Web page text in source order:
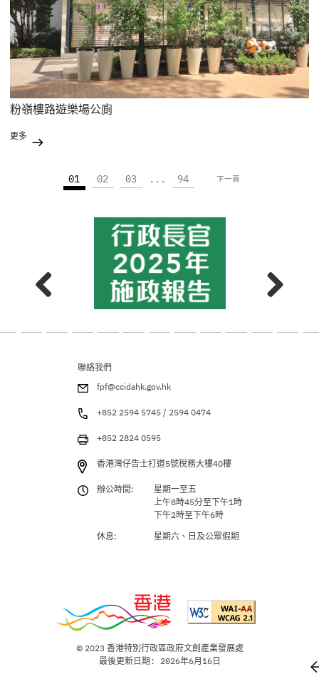
粉嶺樓路遊樂場公廁
更多
01 02 03 ... 94 下一頁
聯絡我們
fpf@ccidahk.gov.hk
+852 2594 5745 / 2594 0474
+852 2824 0595
香港灣仔告士打道5號稅務大樓40樓
辦公時間:
星期一至五
上午8時45分至下午1時
下午2時至下午6時
休息:
星期六、日及公眾假期
© 2023 香港特別行政區政府文創產業發展處
最後更新日期: 2026年6月16日